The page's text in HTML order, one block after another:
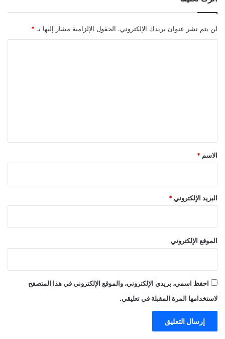
لن يتم نشر عنوان بريدك الإلكتروني. الحقول الإلزامية مشار إليها بـ *
*
الاسم *
البريد الإلكتروني *
الموقع الإلكتروني
احفظ اسمي، بريدي الإلكتروني، والموقع الإلكتروني في هذا المتصفح
لاستخدامها المرة المقبلة في تعليقي.